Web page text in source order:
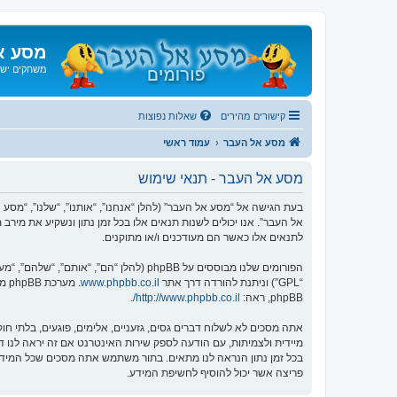
מסע
משחקים
קישורים מהירים שאלות נפוצות
מסע אל העבר עמוד ראשי
מסע אל העבר - תנאי שימוש
אל העבר”. אנו יכולים לשנות תנאים אלו בכל זמן נתון ונשקיע את
לתנאים אלו כאשר הם מעודכנים ו/או מתוקנים.
הפורומים שלנו מבוססים על phpBB (להלן “הם”, “אותם”, “שלהם”, “מערכת phpBB”, “www.phpbb.co.il”, “קבוצת phpBB”, “צוות phpBB הישראלי”) אשר הינה מערכת בולטיין המשוחררת תחת הסכם “
“GPL”) וניתנת להורדה דרך אתר
www.phpbb.co.il
phpBB, ראה:
http://www.phpbb.co.il/
.
אתה מסכים לא לשלוח דברים גסים, גזעניים, אלימים, פוגעים,
פריצה אשר יכול להוסיף לחשיפת המידע.